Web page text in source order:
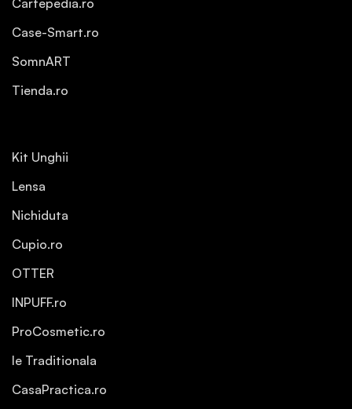
Case-Smart.ro
SomnART
Tienda.ro
Kit Unghii
Lensa
Nichiduta
Cupio.ro
OTTER
INPUFF.ro
ProCosmetic.ro
Ie Traditionala
CasaPractica.ro